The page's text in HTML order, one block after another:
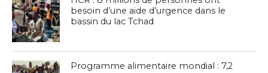
besoin d’une aide d’urgence dans le
bassin du lac Tchad
Programme alimentaire mondial : 7,2